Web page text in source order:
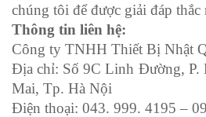
chúng tôi để được giải đáp thắc
Thông tin
Công ty TNHH Thiết Bị Nhật
Địa chỉ: Số 9C Linh Đường, P.
Mai, Tp. Hà Nội
Điện thoại: 043. 999. 4195 –